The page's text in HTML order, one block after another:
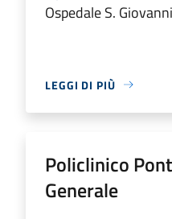
Ospedale S.
LEGGI DI PIÙ
Policlinico
Generale